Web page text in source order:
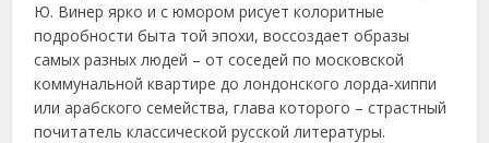
Ю. Винер ярко и с юмором рисует колоритные
подробности быта той эпохи, воссоздает образы
самых разных людей – от соседей по московской
коммунальной квартире до лондонского лорда-хиппи
или арабского семейства, глава которого – страстный
почитатель классической русской литературы.